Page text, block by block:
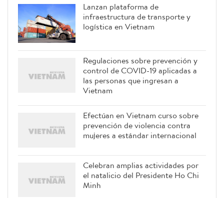
Lanzan plataforma de
infraestructura de transporte y
logística en Vietnam
Regulaciones sobre prevención y
control de COVID-19 aplicadas a
las personas que ingresan a
Vietnam
Efectúan en Vietnam curso sobre
prevención de violencia contra
mujeres a estándar internacional
Celebran amplias actividades por
el natalicio del Presidente Ho Chi
Minh